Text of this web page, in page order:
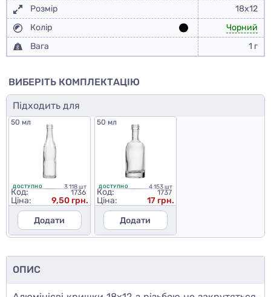
Розмір
18х12
Колір
Чорний
Вага
1 г
ВИБЕРІТЬ КОМПЛЕКТАЦІЮ
Підходить для
50 мл
ДОСТУПНО 3 118 шт
Код: 1736
Ціна:
9,50 грн.
Додати
50 мл
ДОСТУПНО 4 153 шт
Код: 1737
Ціна:
17 грн.
Додати
ОПИС